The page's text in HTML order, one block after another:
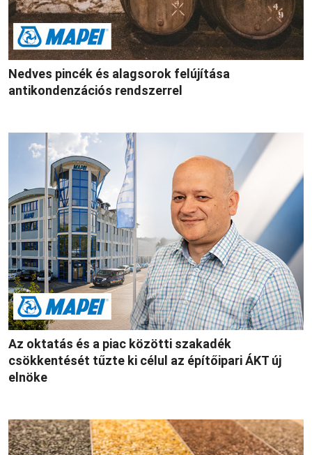
Nedves pincék és alagsorok felújítása
antikondenzációs rendszerrel
Az oktatás és a piac közötti szakadék
csökkentését tűzte ki célul az építőipari ÁKT új
elnöke